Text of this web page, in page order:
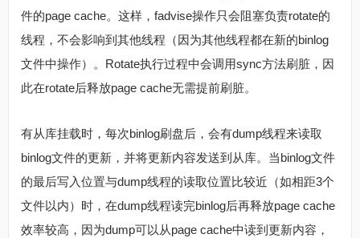
件的page cache。这样，fadvise操作只会阻塞负责rotate的
线程，不会影响到其他线程（因为其他线程都在新的binlog
文件中操作）。Rotate执行过程中会调用sync方法刷脏，因
此在rotate后释放page cache无需提前刷脏。
有从库挂载时，每次binlog刷盘后，会有dump线程来读取
binlog文件的更新，并将更新内容发送到从库。当binlog文件
的最后写入位置与dump线程的读取位置比较近（如相距3个
文件以内）时，在dump线程读完binlog后再释放page cache
效率较高，因为dump可以从page cache中读到更新内容，